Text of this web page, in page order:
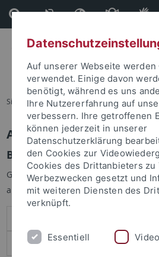
Direkt
zum
Inhalt
Direkt
zur
Fußleiste
Sie sind hier: Startseite
Anmelden
Benutzeranmeldung
Geben Sie Ihren Benutzernamen und
anzumelden:
Auf unserer Webseite werden
verwendet. Einige davon
benötigt, während es uns
Ihre Nutzererfahrung auf
verbessern. Ihre getroffenen
können jederzeit in unserer
Datenschutzerklärung
den Cookies zur
Cookies des Drittanbieters
Werbezwecken gesetzt und
mit weiteren Diensten des
verknüpft.
Essentiell